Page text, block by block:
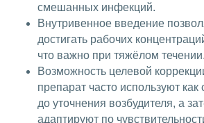
смешанных инфекций.
Внутривенное введение
достигать рабочих
что важно при тяжёлом течении.
Возможность целевой
препарат часто используют
до уточнения возбудителя, а
адаптируют по